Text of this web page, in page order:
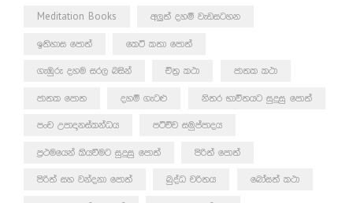
Meditation Books අලුත් දහම් වැඩසටහන
ඉතිහාස පොත් කෙටි කතා පොත්
ගැඹුරු දහම සරල බසින් චිත්‍ර කථා ජාතක කථා
ජාතක පොත දහම් ගැටළු නිතර භාවිතයට සුදුසු පොත්
පංච උපාදානස්කන්ධය පටිච්ච සමුප්පාදය
ප්‍රථමයෙන් කියවීමට සුදුසු පොත් පිරිත් පොත්
පිරිත් සහ වන්දනා පොත් බුද්ධ චරිතය බෝසත් කථා